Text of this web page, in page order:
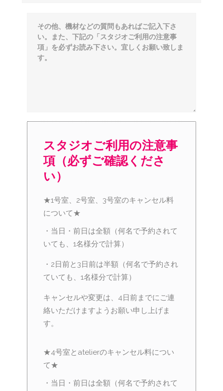
スタジオご利用の注意事
項（必ずご確認くださ
い）
★1号室、2号室、3号室のキャンセル料
について★
・当日・前日は全額（何名で予約されて
いても、1名様分で計算）
・2日前と3日前は半額（何名で予約され
ていても、1名様分で計算）
キャンセルや変更は、4日前までにご連
絡いただけますようお願い申し上げま
す。
★4号室とatelierのキャンセル料につい
て★
・当日・前日は全額（何名で予約されて